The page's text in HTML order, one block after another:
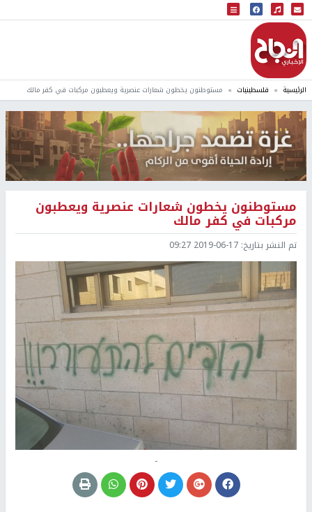
البث المباشر
إذاعة النجاح
الرئيسية فلسطينيات مستوطنون يخطون شعارات عنصرية ويعطبون مركبات في كفر مالك
مستوطنون يخطون شعارات عنصرية ويعطبون
مركبات في كفر مالك
تم النشر بتاريخ: 2019-06-17 09:27
-